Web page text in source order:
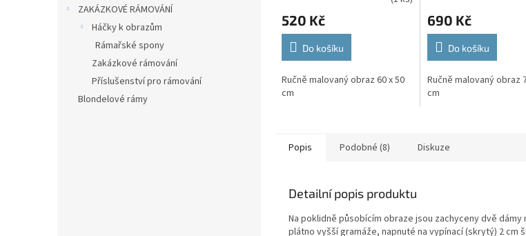
ZAKÁZKOVÉ RÁMOVÁNÍ
Háčky k obrazům
Rámařské spony
Zakázkové rámování
Příslušenství pro rámování
Blondelové rámy
520 Kč
Do košíku
Ručně malovaný obraz 60 x 50
cm
690 Kč
Do košíku
Ručně malovaný obraz
cm
Popis Podobné (8) Diskuze
Detailní popis produktu
Na poklidně působícím obraze jsou zachyceny dvě
plátno vyšší gramáže, napnuté na vypínací (skrytý) 2